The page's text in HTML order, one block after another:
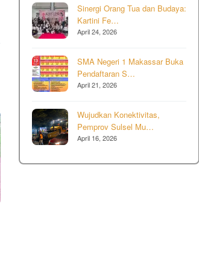
Sinergi Orang Tua dan Budaya:
Kartini Fe…
April 24, 2026
SMA Negeri 1 Makassar Buka
Pendaftaran S…
April 21, 2026
Wujudkan Konektivitas,
Pemprov Sulsel Mu…
April 16, 2026